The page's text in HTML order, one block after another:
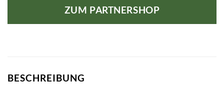
ZUM PARTNERSHOP
BESCHREIBUNG